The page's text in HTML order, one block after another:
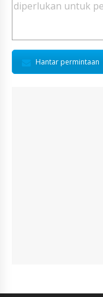
Hantar permintaan